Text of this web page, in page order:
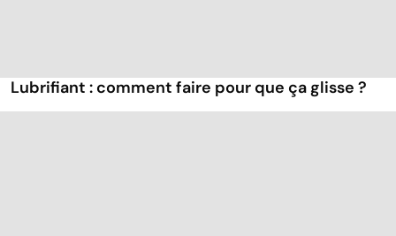
Lubrifiant : comment faire pour que ça glisse ?